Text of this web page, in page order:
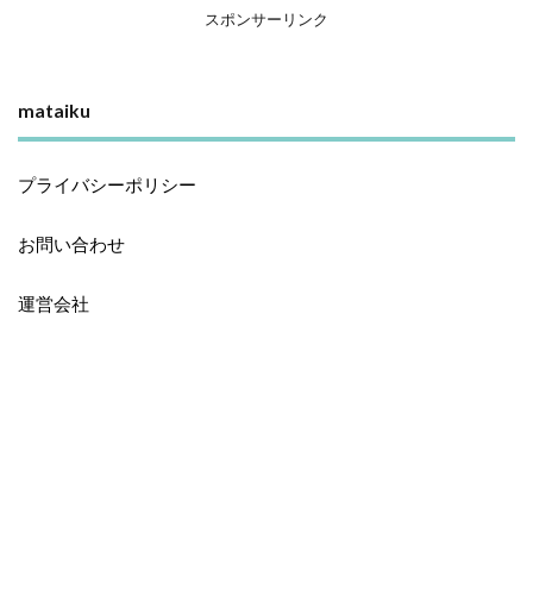
スポンサーリンク
mataiku
プライバシーポリシー
お問い合わせ
運営会社